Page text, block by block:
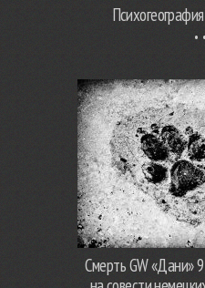
Смерть GW «Дани»